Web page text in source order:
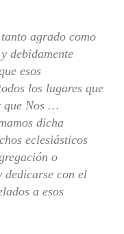
agrado como
debidamente
esos
los lugares que
que Nos …
dicha
eclesiásticos
o
con el
a esos